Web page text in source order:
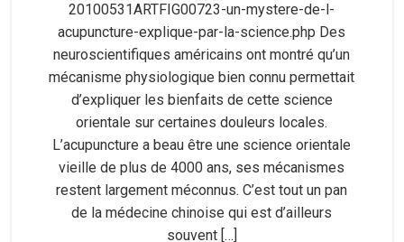
20100531ARTFIG00723-un-mystere-de-l-
acupuncture-explique-par-la-science.php Des
neuroscientifiques américains ont montré qu’un
mécanisme physiologique bien connu permettait
d’expliquer les bienfaits de cette science
orientale sur certaines douleurs locales.
L’acupuncture a beau être une science orientale
vieille de plus de 4000 ans, ses mécanismes
restent largement méconnus. C’est tout un pan
de la médecine chinoise qui est d’ailleurs
souvent […]